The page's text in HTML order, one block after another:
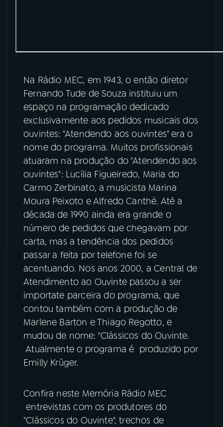
Na Rádio MEC, em 1943, o então diretor
Fernando Tude de Souza instituiu um
espaço na programação dedicado
exclusivamente aos pedidos musicais dos
ouvintes: "Atendendo aos ouvintes" era o
nome do programa. Muitos profissionais
atuaram na produção do "Atendendo aos
ouvintes": Lucília Figueiredo, Maria do
Carmo Zerbinato, a musicista Marina
Moura Peixoto e Alfredo Canthè. Até a
década de 1990 ainda era grande o
número de pedidos que chegavam por
carta, mas a tendência dos pedidos
passar a feita por telefone foi se
acentuando. Nos anos 2000, a Central de
Atendimento ao Ouvinte passou a ser
importate parceira do programa, que
contou também com a produção de
Marlene Barton e Thiago Regotto, e
mudou de nome: "Clássicos do Ouvinte.
Atualmente o programa é produzido por
Emilly Krüger.
Confira neste Memória Rádio MEC
entrevistas com os produtores do
"Clássicos do Ouvinte", trechos de